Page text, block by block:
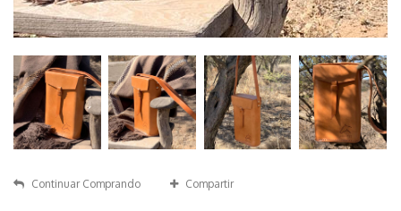
Continuar Comprando Compartir